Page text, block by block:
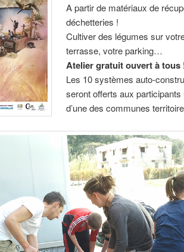
A partir de matériaux de
déchetteries !
Cultiver des légumes sur
terrasse, votre parking…
Atelier gratuit ouvert à tous
Les 10 systèmes auto-
seront offerts aux
d’une des communes